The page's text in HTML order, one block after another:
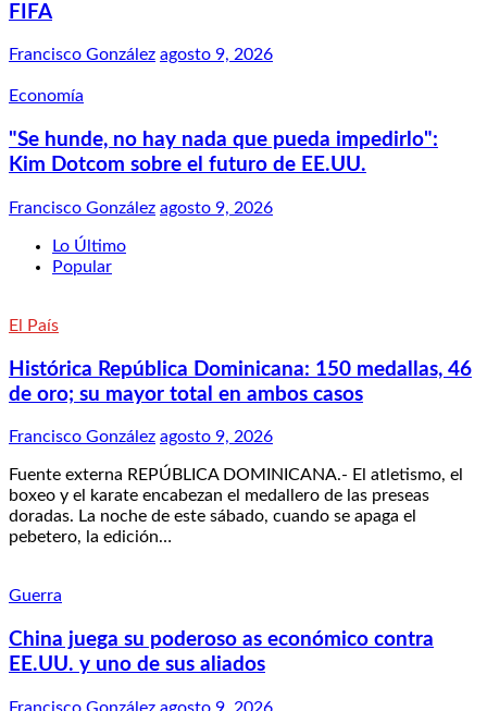
FIFA
Francisco González agosto 9, 2026
Economía
"Se hunde, no hay nada que pueda impedirlo":
Kim Dotcom sobre el futuro de EE.UU.
Francisco González agosto 9, 2026
Lo Último
Popular
El País
Histórica República Dominicana: 150 medallas, 46
de oro; su mayor total en ambos casos
Francisco González agosto 9, 2026
Fuente externa REPÚBLICA DOMINICANA.- El atletismo, el
boxeo y el karate encabezan el medallero de las preseas
doradas. La noche de este sábado, cuando se apaga el
pebetero, la edición…
Guerra
China juega su poderoso as económico contra
EE.UU. y uno de sus aliados
Francisco González agosto 9, 2026